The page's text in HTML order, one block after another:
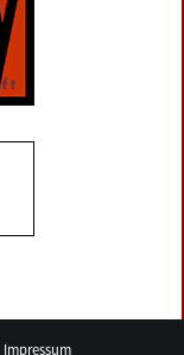
Impressum